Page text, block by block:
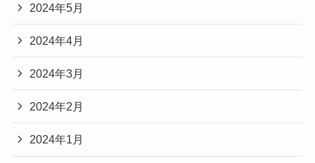
2024年5月
2024年4月
2024年3月
2024年2月
2024年1月